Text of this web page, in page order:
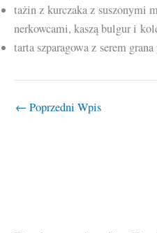
tażin z kurczaka z suszonymi
nerkowcami, kaszą bulgur i
tarta szparagowa z serem grana
← Poprzedni Wpis